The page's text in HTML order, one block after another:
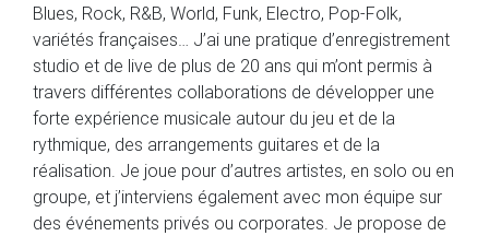
Blues, Rock, R&B, World, Funk, Electro, Pop-Folk,
variétés françaises… J’ai une pratique d’enregistrement
studio et de live de plus de 20 ans qui m’ont permis à
travers différentes collaborations de développer une
forte expérience musicale autour du jeu et de la
rythmique, des arrangements guitares et de la
réalisation. Je joue pour d’autres artistes, en solo ou en
groupe, et j’interviens également avec mon équipe sur
des événements privés ou corporates. Je propose de